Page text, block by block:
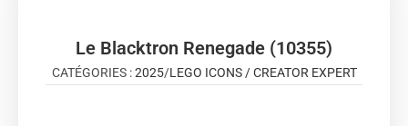
Le Blacktron Renegade (10355)
CATÉGORIES :2025/LEGO ICONS / CREATOR EXPERT